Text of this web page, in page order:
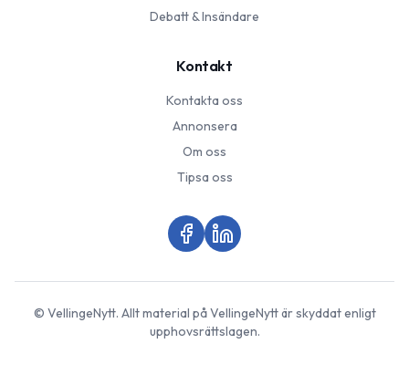
Debatt & Insändare
Kontakt
Kontakta oss
Annonsera
Om oss
Tipsa oss
© VellingeNytt. Allt material påVellingeNyttär skyddat enligt
upphovsrättslagen.